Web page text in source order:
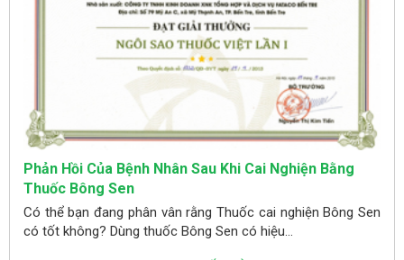
Phản Hồi Của Bệnh Nhân Sau Khi Cai Nghiện Bằng
Thuốc Bông Sen
Có thể bạn đang phân vân rằng Thuốc cai nghiện Bông Sen
có tốt không? Dùng thuốc Bông Sen có hiệu...